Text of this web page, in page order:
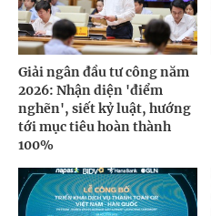
Giải ngân đầu tư công năm
2026: Nhận diện 'điểm
nghẽn', siết kỷ luật, hướng
tới mục tiêu hoàn thành
100%